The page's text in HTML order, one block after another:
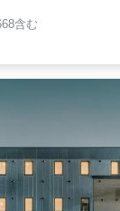
含む